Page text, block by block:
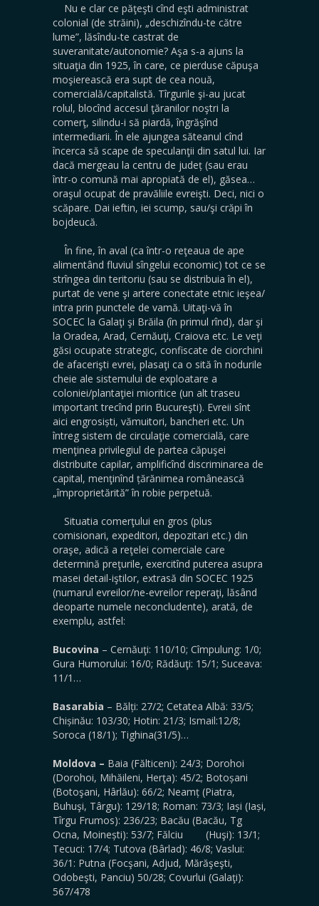
Nu e clar ce păţeşti cînd eşti administrat
colonial (de străini), „deschizîndu-te către
lume”, lăsîndu-te castrat de
suveranitate/autonomie? Aşa s-a ajuns la
situaţia din 1925, în care, ce pierduse căpuşa
moşierească era supt de cea nouă,
comercială/capitalistă. Tîrgurile şi-au jucat
rolul, blocînd accesul ţăranilor noştri la
comerţ, silindu-i să piardă, îngrăşînd
intermediarii. În ele ajungea săteanul cînd
încerca să scape de speculanţii din satul lui. Iar
dacă mergeau la centru de județ (sau erau
într-o comună mai apropiată de el), găsea…
oraşul ocupat de pravăliile evreişti. Deci, nici o
scăpare. Dai ieftin, iei scump, sau/şi crăpi în
bojdeucă.
În fine, în aval (ca într-o reţeaua de ape
alimentând fluviul sîngelui economic) tot ce se
strîngea din teritoriu (sau se distribuia în el),
purtat de vene şi artere conectate etnic ieşea/
intra prin punctele de vamă. Uitaţi-vă în
SOCEC la Galaţi şi Brăila (în primul rînd), dar şi
la Oradea, Arad, Cernăuţi, Craiova etc. Le veţi
găsi ocupate strategic, confiscate de ciorchini
de afacerişti evrei, plasaţi ca o sită în nodurile
cheie ale sistemului de exploatare a
coloniei/plantaţiei mioritice (un alt traseu
important trecînd prin Bucureşti). Evreii sînt
aici engrosiști, vămuitori, bancheri etc. Un
întreg sistem de circulaţie comercială, care
menţinea privilegiul de partea căpuşei
distribuite capilar, amplificînd discriminarea de
capital, menţinînd țărănimea românească
„împroprietărită” în robie perpetuă.
Situatia comerţului en gros (plus
comisionari, expeditori, depozitari etc.) din
oraşe, adică a reţelei comerciale care
determină preţurile, exercitînd puterea asupra
masei detail-iştilor, extrasă din SOCEC 1925
(numarul evreilor/ne-evreilor reperaţi, lăsând
deoparte numele neconcludente), arată, de
exemplu, astfel:
Bucovina – Cernăuţi: 110/10; Cîmpulung: 1/0;
Gura Humorului: 16/0; Rădăuţi: 15/1; Suceava:
11/1…
Basarabia – Bălți: 27/2; Cetatea Albă: 33/5;
Chișinău: 103/30; Hotin: 21/3; Ismail:12/8;
Soroca (18/1); Tighina(31/5)…
Moldova – Baia (Fălticeni): 24/3; Dorohoi
(Dorohoi, Mihăileni, Herţa): 45/2; Botoșani
(Botoşani, Hârlău): 66/2; Neamț (Piatra,
Buhuşi, Târgu): 129/18; Roman: 73/3; Iași (Iași,
Tîrgu Frumos): 236/23; Bacău (Bacău, Tg
Ocna, Moinești): 53/7; Fălciu (Huşi): 13/1;
Tecuci: 17/4; Tutova (Bârlad): 46/8; Vaslui:
36/1: Putna (Focşani, Adjud, Mărăşeşti,
Odobeşti, Panciu) 50/28; Covurlui (Galaţi):
567/478